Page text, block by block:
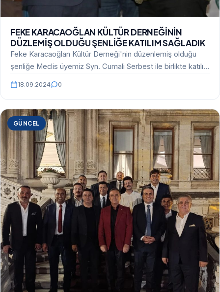
FEKE KARACAOĞLAN KÜLTÜR DERNEĞİNİN
DÜZLEMİŞ OLDUĞU ŞENLİĞE KATILIM SAĞLADIK
Feke Karacaoğlan Kültür Derneği'nin düzenlemiş olduğu
şenliğe Meclis üyemiz Syn. Cumali Serbest ile birlikte katılım
sağladık.…
18.09.2024 0
GÜNCEL